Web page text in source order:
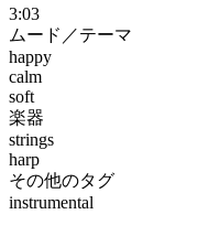
3:03
ムード／テーマ
happy
calm
soft
楽器
strings
harp
その他のタグ
instrumental